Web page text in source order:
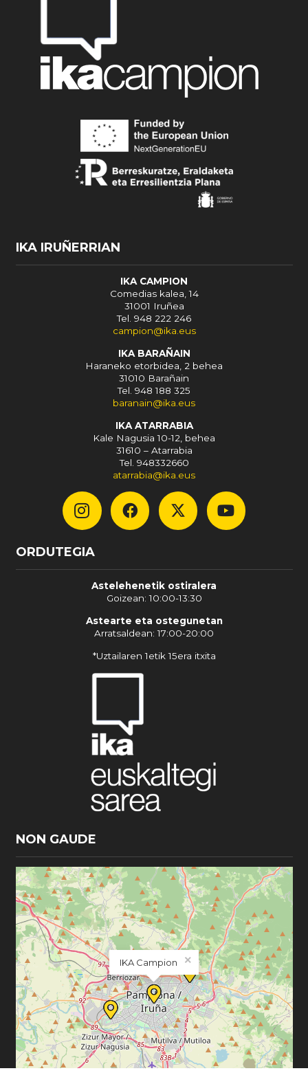
IKA IRUÑERRIAN
IKA CAMPION
Comedias kalea, 14
31001 Iruñea
Tel. 948 222 246
campion@ika.eus
IKA BARAÑAIN
Haraneko etorbidea, 2 behea
31010 Barañain
Tel. 948 188 325
baranain@ika.eus
IKA ATARRABIA
Kale Nagusia 10-12, behea
31610 – Atarrabia
Tel. 948332660
atarrabia@ika.eus
ORDUTEGIA
Astelehenetik ostiralera
Goizean: 10:00-13:30
Astearte eta ostegunetan
Arratsaldean: 17:00-20:00
*Uztailaren 1etik 15era itxita
NON GAUDE
IKA Campion ×